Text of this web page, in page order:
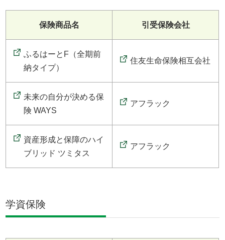
保険商品名 引受保険会社
ふるはーとF（全期前
納タイプ）
住友生命保険相互会社
未来の自分が決める保
険 WAYS
アフラック
資産形成と保障のハイ
ブリッド ツミタス
アフラック
学資保険